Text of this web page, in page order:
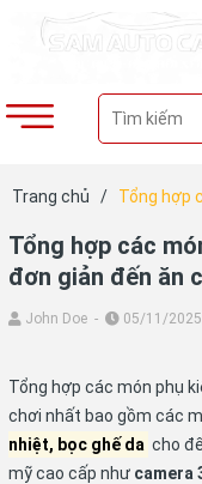
Trang chủ /
Tổng hợp
Tổng hợp các
đơn giản đến ăn
John Doe - 05/11/2025
Tổng hợp các món phụ
chơi nhất bao gồm các
nhiệt, bọc ghế da cho
mỹ cao cấp như camera